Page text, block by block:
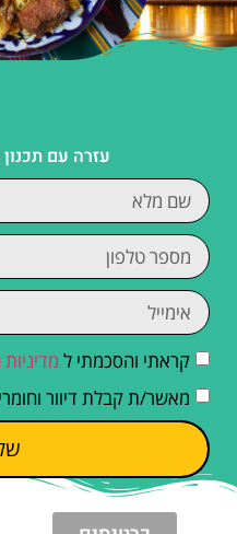
עזרה עם
קראתי והסכמתי ל
מאשר/ת קבלת דיוור